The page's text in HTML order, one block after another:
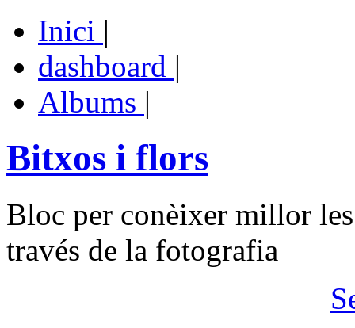
Inici |
dashboard |
Albums |
Bitxos i flors
Bloc per conèixer millor
través de la fotografia